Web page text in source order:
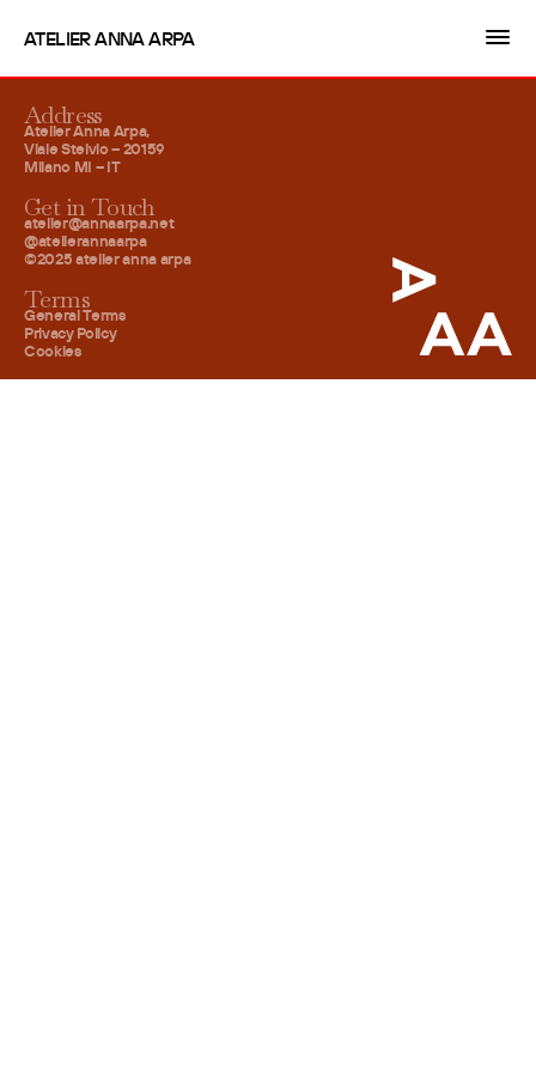
ATELIER ANNA ARPA
Address
Atelier Anna Arpa,
Viale Stelvio – 20159
Milano MI – IT
Get in Touch
atelier@annaarpa.net
@atelierannaarpa
©2025 atelier anna arpa
Terms
General Terms
Privacy Policy
Cookies